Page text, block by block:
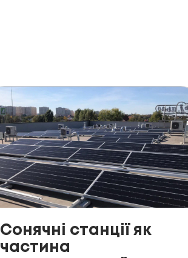
Сонячні станції як
частина